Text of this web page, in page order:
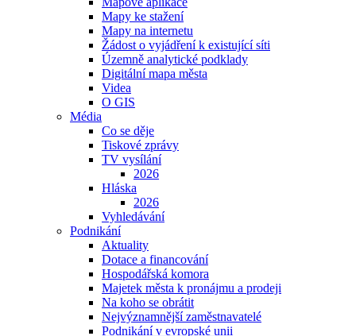
Mapy ke stažení
Mapy na internetu
Žádost o vyjádření k existující síti
Územně analytické podklady
Digitální mapa města
Videa
O GIS
Média
Co se děje
Tiskové zprávy
TV vysílání
2026
Hláska
2026
Vyhledávání
Podnikání
Aktuality
Dotace a financování
Hospodářská komora
Majetek města k pronájmu a prodeji
Na koho se obrátit
Nejvýznamnější zaměstnavatelé
Podnikání v evropské unii